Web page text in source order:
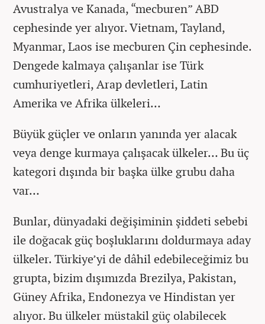
Avustralya ve Kanada, “mecburen” ABD
cephesinde yer alıyor. Vietnam, Tayland,
Myanmar, Laos ise mecburen Çin cephesinde.
Dengede kalmaya çalışanlar ise Türk
cumhuriyetleri, Arap devletleri, Latin
Amerika ve Afrika ülkeleri…
Büyük güçler ve onların yanında yer alacak
veya denge kurmaya çalışacak ülkeler… Bu üç
kategori dışında bir başka ülke grubu daha
var…
Bunlar, dünyadaki değişiminin şiddeti sebebi
ile doğacak güç boşluklarını doldurmaya aday
ülkeler. Türkiye’yi de dâhil edebileceğimiz bu
grupta, bizim dışımızda Brezilya, Pakistan,
Güney Afrika, Endonezya ve Hindistan yer
alıyor. Bu ülkeler müstakil güç olabilecek